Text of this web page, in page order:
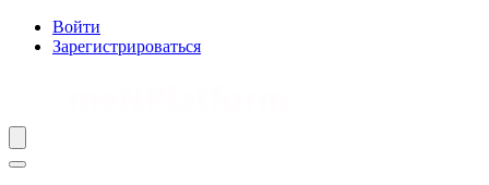
Войти
Зарегистрироваться